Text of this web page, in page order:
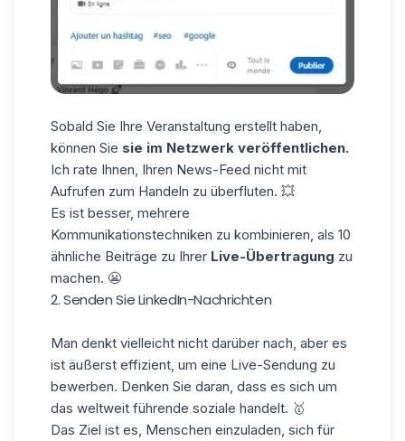
Sobald Sie Ihre Veranstaltung erstellt haben,
können Sie sie im Netzwerk veröffentlichen.
Ich rate Ihnen, Ihren News-Feed nicht mit
Aufrufen zum Handeln zu überfluten. 💥
Es ist besser, mehrere
Kommunikationstechniken zu kombinieren, als 10
ähnliche Beiträge zu Ihrer Live-Übertragung zu
machen. 😬
2. Senden Sie LinkedIn-Nachrichten
Man denkt vielleicht nicht darüber nach, aber es
ist äußerst effizient, um eine Live-Sendung zu
bewerben. Denken Sie daran, dass es sich um
das weltweit führende soziale handelt. 🥇
Das Ziel ist es, Menschen einzuladen, sich für